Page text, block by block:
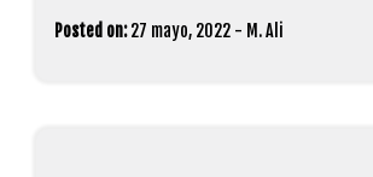
Posted on: 27 mayo, 2022 - M. Ali